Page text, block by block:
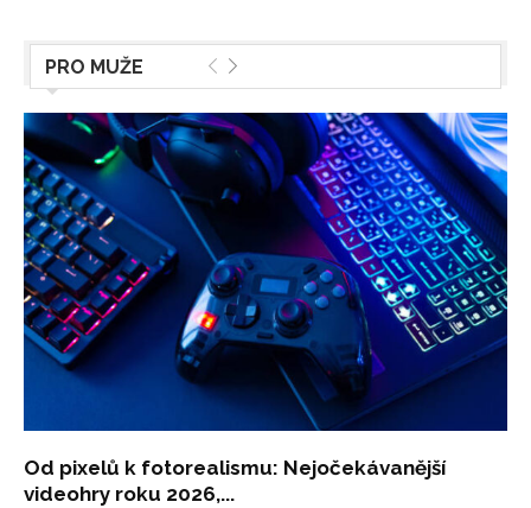
PRO MUŽE
Od pixelů k fotorealismu: Nejočekávanější
videohry roku 2026,...